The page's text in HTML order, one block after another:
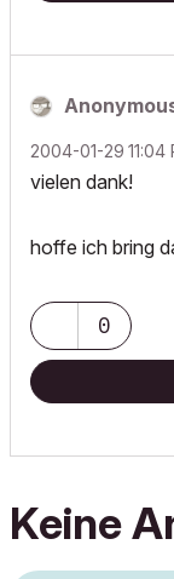
‎2004-01-29 11:04
vielen dank!
hoffe ich bring
0
Keine